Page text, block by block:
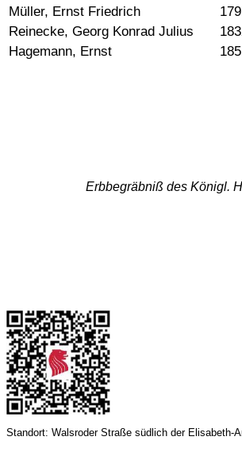
Müller, Ernst Friedrich
Reinecke, Georg Konrad Julius
Hagemann, Ernst
Erbbegräbniß des Königl.
Standort: Walsroder Straße südlich der